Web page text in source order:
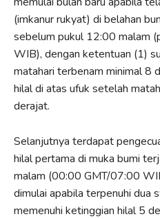
(imkanur rukyat) di belahan
sebelum pukul 12:00 malam
WIB), dengan ketentuan (1)
matahari terbenam minimal 8
hilal di atas ufuk setelah
derajat.
Selanjutnya terdapat
hilal pertama di muka bumi
malam (00:00 GMT/07:00
dimulai apabila terpenuhi dua
memenuhi ketinggian hilal 5